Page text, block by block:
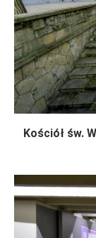
Kościół św.